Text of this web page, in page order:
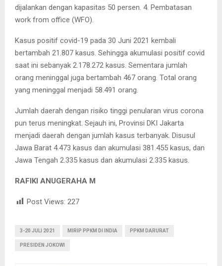
dijalankan dengan kapasitas 50 persen. 4. Pembatasan
work from office (WFO).
Kasus positif covid-19 pada 30 Juni 2021 kembali
bertambah 21.807 kasus. Sehingga akumulasi positif covid
saat ini sebanyak 2.178.272 kasus. Sementara jumlah
orang meninggal juga bertambah 467 orang. Total orang
yang meninggal menjadi 58.491 orang.
Jumlah daerah dengan risiko tinggi penularan virus corona
pun terus meningkat. Sejauh ini, Provinsi DKI Jakarta
menjadi daerah dengan jumlah kasus terbanyak. Disusul
Jawa Barat 4.473 kasus dan akumulasi 381.455 kasus, dan
Jawa Tengah 2.335 kasus dan akumulasi 2.335 kasus.
RAFIKI ANUGERAHA M
Post Views: 227
3-20 JULI 2021 MIRIP PPKM DI INDIA PPKM DARURAT
PRESIDEN JOKOWI